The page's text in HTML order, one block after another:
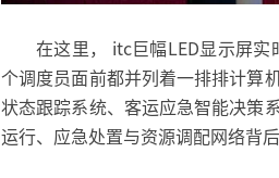
在这里， itc巨幅LED显示屏
个调度员面前都并列着一排排计算
状态跟踪系统、客运应急智能决策
运行、应急处置与资源调配网络背